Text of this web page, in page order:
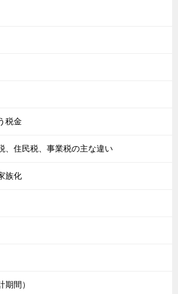
税金
、住民税、事業税の主な違い
族化
期間）